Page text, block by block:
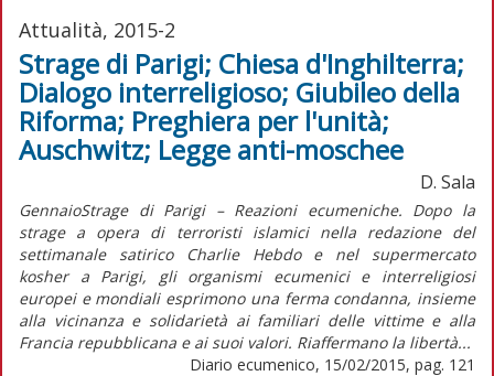
Attualità, 2015-2
Strage di Parigi; Chiesa d'Inghilterra;
Dialogo interreligioso; Giubileo della
Riforma; Preghiera per l'unità;
Auschwitz; Legge anti-moschee
D. Sala
GennaioStrage di Parigi – Reazioni ecumeniche. Dopo la
strage a opera di terroristi islamici nella redazione del
settimanale satirico Charlie Hebdo e nel supermercato
kosher a Parigi, gli organismi ecumenici e interreligiosi
europei e mondiali esprimono una ferma condanna, insieme
alla vicinanza e solidarietà ai familiari delle vittime e alla
Francia repubblicana e ai suoi valori. Riaffermano la libertà...
Diario ecumenico, 15/02/2015, pag. 121